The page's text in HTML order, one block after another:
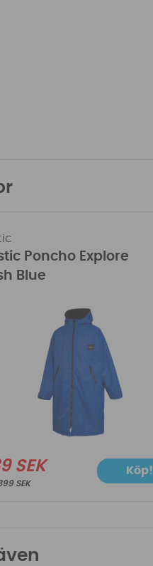
Poncho Explore
Blue
SEK
SEK
Köp!